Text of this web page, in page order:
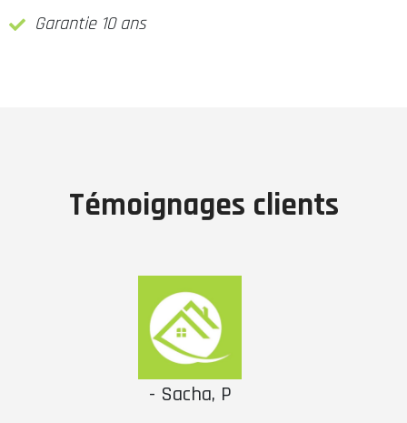
Garantie 10 ans
Témoignages clients
- Sacha, P